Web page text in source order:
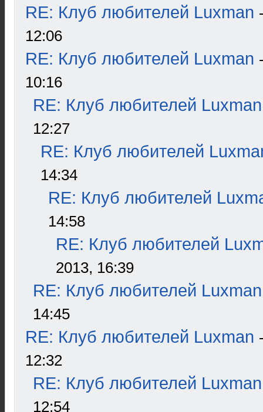
RE: Клуб любителей Luxman
12:06
RE: Клуб любителей Luxman
10:16
RE: Клуб любителей Luxman
12:27
RE: Клуб любителей
14:34
RE: Клуб любителей
14:58
RE: Клуб любителей
2013, 16:39
RE: Клуб любителей Luxman
14:45
RE: Клуб любителей Luxman
12:32
RE: Клуб любителей Luxman
12:54